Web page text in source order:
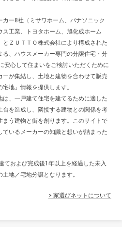
ー8社（ミサワホーム、パナソニック
工業、トヨタホーム、旭化成ホーム
ＺＵＴＴＯ株式会社により構成された
る、ハウスメーカー専門の分譲住宅・分
安心して住まいをご検討いただくために
ーが集結し、土地と建物を合わせて販売
地」情報を提供します。
、一戸建て住宅を建てるために適した
を造成し、隣接する建物との関係を考
まう建物と街を創ります。このサイトで
いるメーカーの知識と想いが詰まった
および完成後1年以上を経過した未入
地／宅地分譲となります。
> 家選びネットについて